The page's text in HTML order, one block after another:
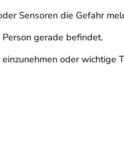
Sensoren die Gefahr
gerade befindet.
oder wichtige